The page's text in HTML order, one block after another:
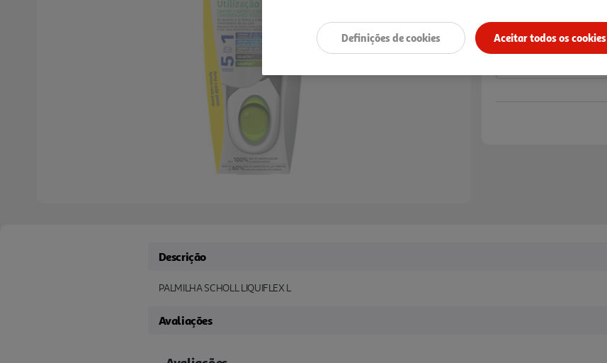
Descrição
PALMILHA SCHOLL LIQUIFLEX L
Avaliações
Aceitar todos os cookies
Definições de cookies